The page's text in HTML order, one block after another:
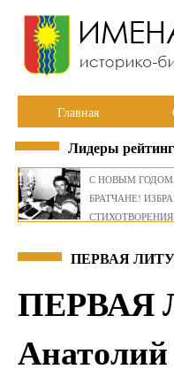
Главная
Лидеры
С НОВЫМ ГОДОМ,
БРАТЧАНЕ!
СТИХОТВОРЕНИЯ
ПЕРВАЯ
ПЕРВАЯ